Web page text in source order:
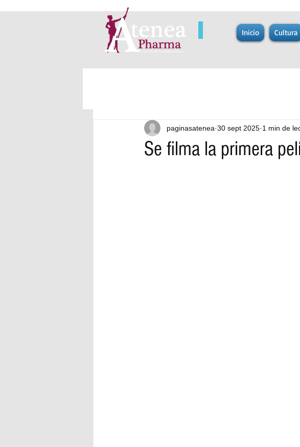
Inicio Cultura
Se filma la primera
paginasatenea 30 sept 2025 1 min de